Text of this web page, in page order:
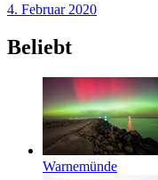
4. Februar 2020
Beliebt
Warnemünde